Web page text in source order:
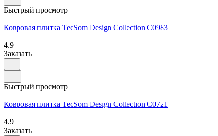
Быстрый просмотр
Ковровая плитка TecSom Design Collection C0983
4.9
Заказать
Быстрый просмотр
Ковровая плитка TecSom Design Collection C0721
4.9
Заказать